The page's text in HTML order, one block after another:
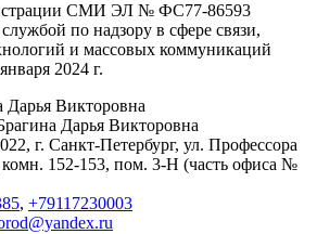
СМИ ЭЛ № ФС77-86593
по надзору в сфере связи,
и массовых коммуникаций
2024 г.
Дарья Викторовна
Дарья Викторовна
г. Санкт-Петербург, ул. Профессора
152-153, пом. 3-Н (часть офиса №
, +79117230003